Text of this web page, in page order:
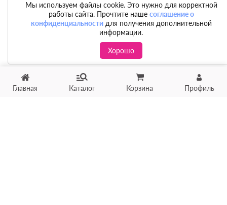
Главная Каталог Корзина Профиль
Мы используем файлы cookie. Это нужно для корректной
работы сайта. Прочтите наше соглашение о
конфиденциальностидля получения дополнительной
информации.
Хорошо